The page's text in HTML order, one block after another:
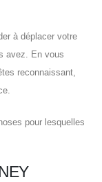
à déplacer votre
avez. En vous
reconnaissant,
pour lesquelles